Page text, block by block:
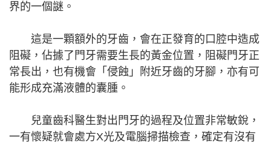
界的一個謎。
這是一顆額外的牙齒，會在正發育的口腔中造成
阻礙，佔據了門牙需要生長的黃金位置，阻礙門牙正
常長出，也有機會「侵蝕」附近牙齒的牙腳，亦有可
能形成充滿液體的囊腫。
兒童齒科醫生對出門牙的過程及位置非常敏銳，
一有懷疑就會處方X光及電腦掃描檢查，確定有沒有